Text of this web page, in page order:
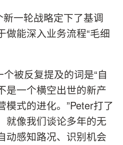
一轮战略定下了基调
能深入业务流程“毛细
被反复提及的词是“自
是一个横空出世的新产
模式的进化。”Peter打了
就像我们谈论多年的无
动感知路况、识别机会